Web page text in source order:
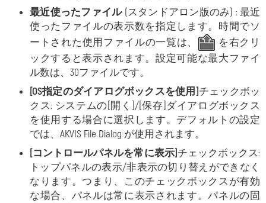
最近使ったファイル(スタンドアロン版のみ) : 最近
使ったファイルの表示数を指定します。時間でソ
ートされた使用ファイルの一覧は、
を右クリ
ックすると表示されます。設定可能な最大ファイ
ル数は、30ファイルです。
[OS指定のダイアログボックスを使用]チェックボッ
クス: システムの[開く]/[保存]ダイアログボックス
を使用する場合に選択します。デフォルトの設定
では、AKVIS File Dialog が使用されます。
[コントロールパネルを常に表示]チェックボックス:
トップパネルの表示/非表示の切り替えができなく
なります。つまり、このチェックボックスが有効
な場合、パネルは常に表示されます。パネルの固